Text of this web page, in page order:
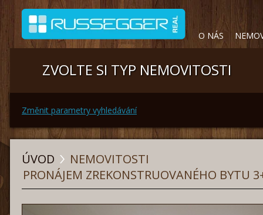
O NÁS
ZVOLTE SI TYP NEMOVITOSTI
Změnit parametry vyhledávání
ÚVOD
NEMOVITOSTI
PRONÁJEM ZREKONSTRUOVANÉHO BYTU